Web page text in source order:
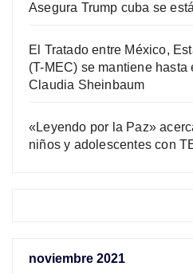
Asegura Trump cuba se
El Tratado entre México,
(T-MEC) se mantiene hasta
Claudia Sheinbaum
«Leyendo por la Paz»
niños y adolescentes con
noviembre 2021